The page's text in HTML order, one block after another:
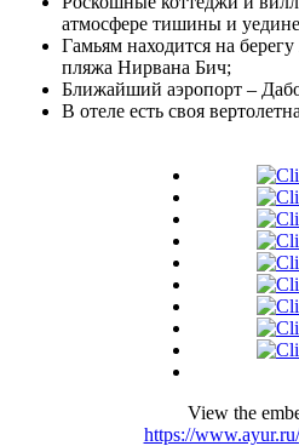
атмосфере тишины и
Гамьям находится на
пляжа Нирвана Бич;
Ближайший аэропорт –
В отеле есть своя
View the
https://